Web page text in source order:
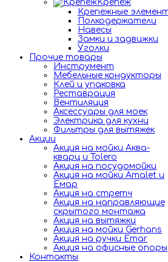
Крепеж
Крепежные
Полкодержатели
Навесы
Замки и задвижки
Уголки
Прочие товары
Инструмент
Мебельные кондукторы
Клей и упаковка
Реставрация
Вентиляция
Аксессуары для моек
Электрика для кухни
Фильтры для вытяжек
Акции
Акция на мойки Аква-
кварц и Tolero
Акция на посудомойки
Акция на мойки Amalet и
Емар
Акция на стретч
Акция на направляющие
скрытого монтажа
Акция на вытяжки
Акция на мойки Gerhans
Акция на ручки Emar
Акция на офисные опоры
Контакты